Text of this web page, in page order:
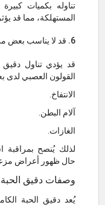
تناوله بكميات
المستهلكة، مما قد
6. قد لا يناسب بعض مرضى القولون العصبي
قد يؤدي تناول
القولون العصبي
الانتفاخ.
آلام البطن.
الغازات.
لذلك يُنصح
حال ظهور أعراض
وصفات دقيق الحبة
يُعد دقيق الحبة